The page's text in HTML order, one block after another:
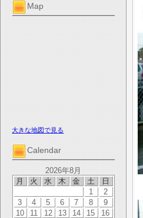
Map
大きな地図で見る
Calendar
2026年8月
月
火 水 木 金 土 日
1
2
3
4 5 6 7 8
9
10
11 12 13 14 15
16